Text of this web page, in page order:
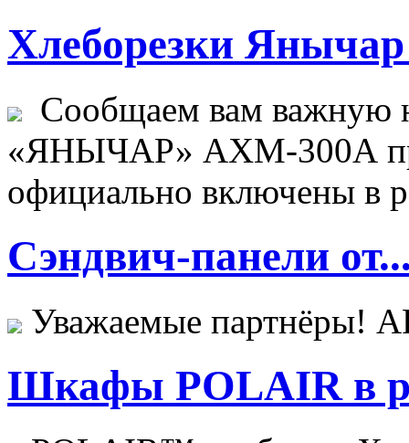
Хлеборезки Янычар
Сообщаем вам важную
«ЯНЫЧАР» АХМ-300А
официально включены в
Сэндвич-панели
Уважаемые
Шкафы POLAIR в